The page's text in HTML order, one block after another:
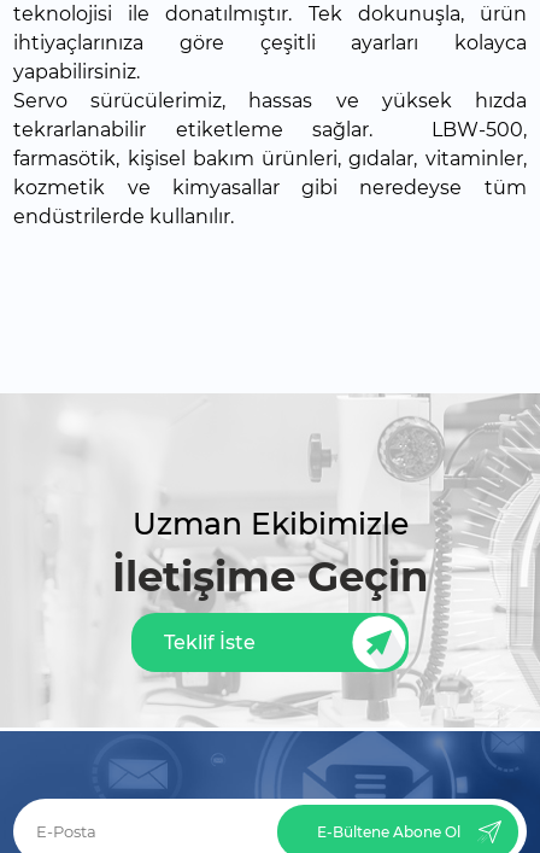
teknolojisi ile donatılmıştır. Tek dokunuşla, ürün
ihtiyaçlarınıza göre çeşitli ayarları kolayca
yapabilirsiniz.
Servo sürücülerimiz, hassas ve yüksek hızda
tekrarlanabilir etiketleme sağlar. LBW-500,
farmasötik, kişisel bakım ürünleri, gıdalar, vitaminler,
kozmetik ve kimyasallar gibi neredeyse tüm
endüstrilerde kullanılır.
Uzman Ekibimizle
İletişime Geçin
Teklif İste
E-Bültene Abone Ol